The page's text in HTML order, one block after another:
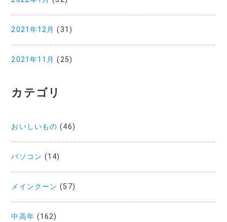
2021年12月 (31)
2021年11月 (25)
カテゴリ
おいしいもの (46)
パソコン (14)
メインクーン (57)
中高年 (162)